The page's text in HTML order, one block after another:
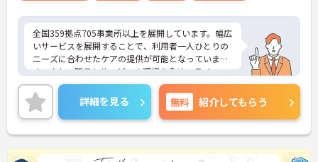
全国359拠点705事業所以上を展開しています。幅広
いサービスを展開することで、利用者一人ひとりの
ニーズに合わせたケアの提供が可能となっていま
す。また、職員もサービスの選択を含め、ライフス
タイルに合わせた働き方の選択肢が多くあります。
入社時研修はもちろん、サービス・職種ごとに研修
カリキュラムが整っており学び成長できる環境で
す。
ご興味のある方は面接対策ポイントなどお話致しま
すのでお気軽にお問い合わせください。
詳細を見る 無料 紹介してもらう